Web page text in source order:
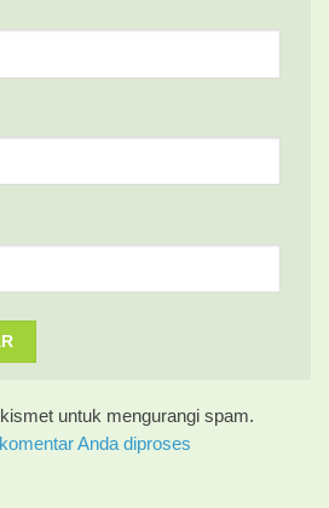
untuk mengurangi spam.
Anda diproses